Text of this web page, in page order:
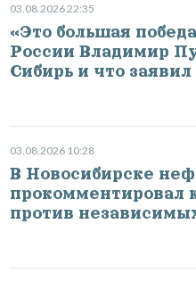
03.08.2026 22:35
«Это большая
России Владимир
Сибирь и что заявил
03.08.2026 10:28
В Новосибирске
прокомментировал
против